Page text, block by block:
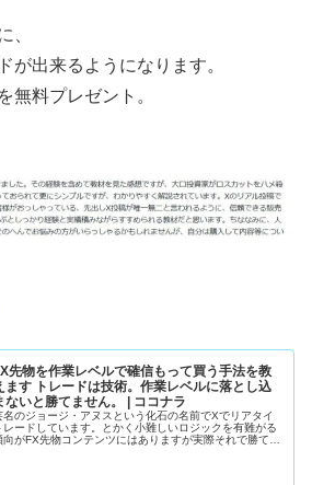
、
が出来るようになります。
無料プレゼント。
先物を作業レベルで確信もって買う手法を教
ます トレードは技術。作業レベルに落とし込
ないと勝てません。 | ココナラ
名のジョージ・アヌスという化石の名前でXでリアタイ
レードしています。とかく小難しいロジックを有難がる
向がFX先物コンテンツにはありますが実際それで勝てて